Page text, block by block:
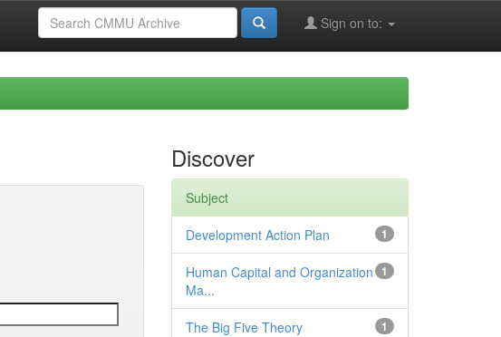
Sign on to:
Discover
Subject
1
Development Action Plan
1
Human Capital and Organization
Ma...
1
The Big Five Theory